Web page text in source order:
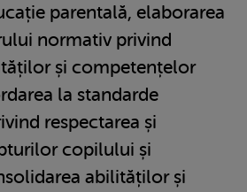
parentală, elaborarea
normativ privind
și competențelor
la standarde
respectarea și
copilului și
abilităților și